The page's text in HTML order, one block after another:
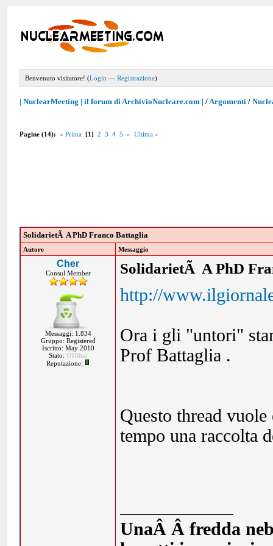
Benvenuto visitatore! (Login —Registrazione)
| NuclearMeeting | il forum di ArchivioNucleare.com | /Argomenti /
Pagine (14): « Prima [1] 2 3 4 5 » Ultima »
SolidarietÃ A PhD Franco Battaglia
Autore Messaggio
Cher
Consul Member
Messaggi: 1.834
Gruppo: Registered
Iscritto: May 2010
Stato: Offline
Reputazione:
SolidarietÃ A PhD
http://
Ora i gli "untori"
Prof Battaglia .
Questo thread vuole
tempo una raccolta
UnaÂ Â fredda